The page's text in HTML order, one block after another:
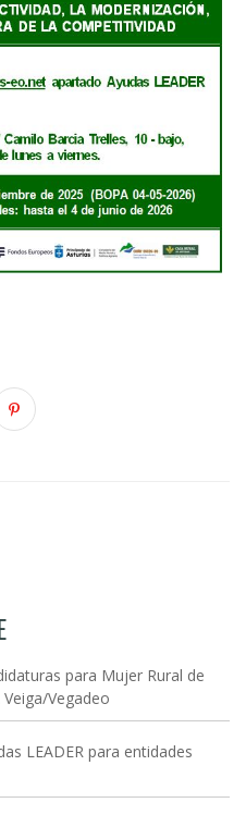
para Mujer Rural de
Vegadeo
LEADER para entidades